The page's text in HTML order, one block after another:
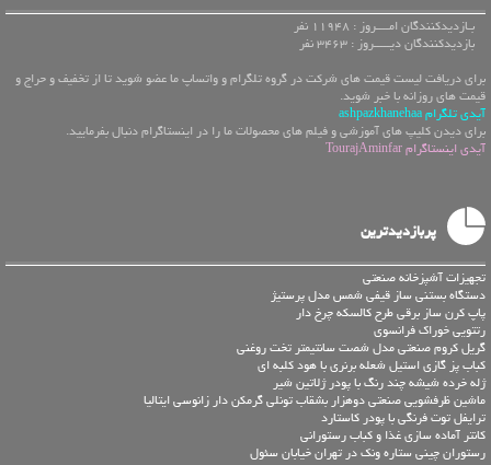
بـازدیدکنندگان امــــروز : 11948 نفر
بازدیدکنندگان دیـــــروز : 3463 نفر
برای دریافت لیست قیمت های شرکت در گروه تلگرام و واتساپ ما عضو شوید تا از تخفیف و حراج و
قیمت های روزانه با خبر شوید.
آیدی تلگرام ashpazkhanehaa
برای دیدن کلیپ های آموزشی و فیلم های محصولات ما را در اینستاگرام دنبال بفرمایید.
آیدی اینستاگرام TourajAminfar
پربازدیدترین
تجهیزات آشپزخانه صنعتی
دستگاه بستنی ساز قیفی شمس مدل پرستیژ
پاپ کرن ساز برقی طرح کالسکه چرخ دار
رتتویی خوراک فرانسوی
گریل کروم صنعتی مدل شصت سانتیمتر تخت روغنی
کباب پز گازی استیل شعله برنری با هود کلبه ای
ژله خرده شیشه چند رنگ با پودر ژلاتین شیر
ماشین ظرفشویی صنعتی دوهزار بشقاب تونلی گرمکن دار زانوسی ایتالیا
ترایفل توت فرنگی با پودر کاستارد
کانتر آماده سازی غذا و کباب رستورانی
رستوران چینی ستاره ونک در تهران خیابان سئول